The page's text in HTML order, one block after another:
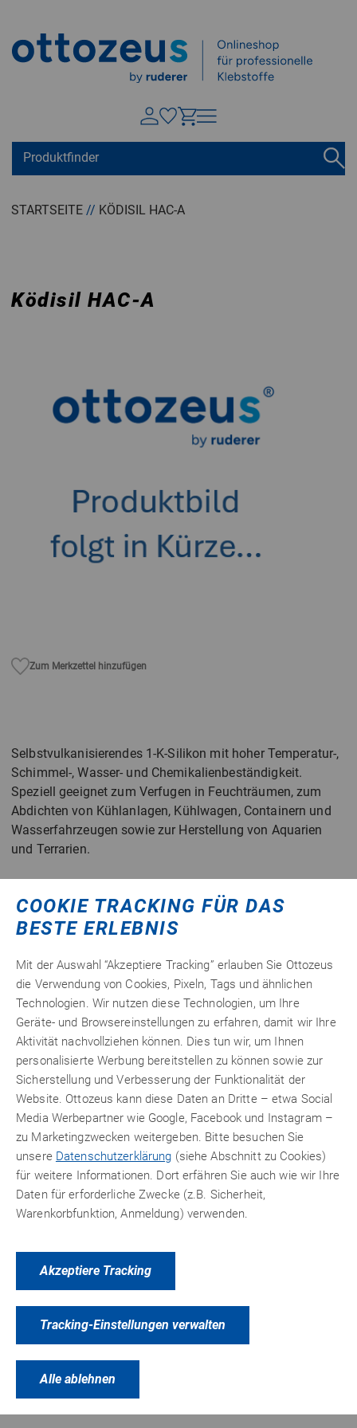
Springen zu
Tastaturkurzbefehle
STARTSEITE // KÖDISIL HAC-A
Ködisil HAC-A
Zum Merkzettel hinzufügen
Selbstvulkanisierendes 1-K-Silikon mit hoher Temperatur-,
Schimmel-, Wasser- und Chemikalienbeständigkeit.
Speziell geeignet zum Verfugen in Feuchträumen, zum
Abdichten von Kühlanlagen, Kühlwagen, Containern und
Wasserfahrzeugen sowie zur Herstellung von Aquarien
und Terrarien.
Detailinformationen
Datenblätter
PRODUKTVARIANTEN ZUBEHÖR
Ködisil HAC-A
COOKIE TRACKING FÜR DAS
BESTE ERLEBNIS
Mit der Auswahl “Akzeptiere Tracking” erlauben Sie Ottozeus
die Verwendung von Cookies, Pixeln, Tags und ähnlichen
Technologien. Wir nutzen diese Technologien, um Ihre
Geräte- und Browsereinstellungen zu erfahren, damit wir Ihre
Aktivität nachvollziehen können. Dies tun wir, um Ihnen
personalisierte Werbung bereitstellen zu können sowie zur
Sicherstellung und Verbesserung der Funktionalität der
Website. Ottozeus kann diese Daten an Dritte – etwa Social
Media Werbepartner wie Google, Facebook und Instagram –
zu Marketingzwecken weitergeben. Bitte besuchen Sie
unsere Datenschutzerklärung (siehe Abschnitt zu Cookies)
für weitere Informationen. Dort erfähren Sie auch wie wir Ihre
Daten für erforderliche Zwecke (z.B. Sicherheit,
Warenkorbfunktion, Anmeldung) verwenden.
Akzeptiere Tracking
Tracking-Einstellungen verwalten
Alle ablehnen